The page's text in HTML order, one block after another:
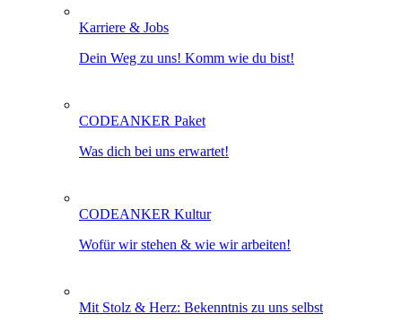
Karriere & Jobs
Dein Weg zu uns! Komm wie du bist!
CODEANKER Paket
Was dich bei uns erwartet!
CODEANKER Kultur
Wofür wir stehen & wie wir arbeiten!
Mit Stolz & Herz: Bekenntnis zu uns selbst